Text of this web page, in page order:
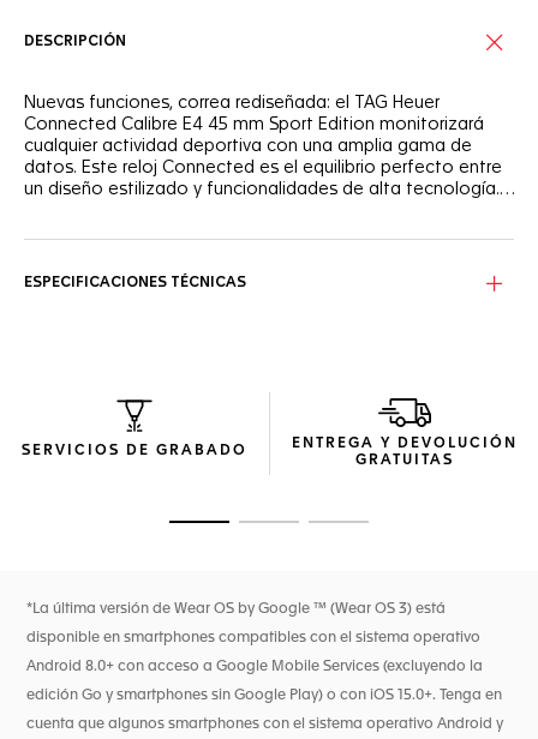
DESCRIPCIÓN
Nuevas funciones, correa rediseñada: el TAG Heuer
Connected Calibre E4 45 mm Sport Edition monitorizará
cualquier actividad deportiva con una amplia gama de
datos. Este reloj Connected es el equilibrio perfecto entre
un diseño estilizado y funcionalidades de alta tecnología.
personalizadas y esferas de reloj únicas, además de la
Diseñado para cualquier deporte, las asas estrechas
sujetan la correa de caucho intercambiable unida a una
ESPECIFICACIONES TÉCNICAS
SERVICIOS DE GRABADO
ENTREGA Y DEVOLUCIÓN
GRATUITAS
*La última versión de Wear OS by Google ™ (Wear OS 3) está
disponible en smartphones compatibles con el sistema operativo
Android 8.0+ con acceso a Google Mobile Services (excluyendo la
edición Go y smartphones sin Google Play) o con iOS 15.0+. Tenga en
cuenta que algunos smartphones con el sistema operativo Android y